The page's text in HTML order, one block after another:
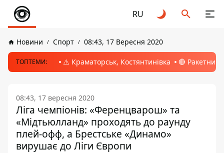
RU
Новини Спорт 08:43, 17 Вересня 2020
ТОПТЕМИ: ⚠️ Краматорськ, Костянтинівка 🔴 Ракетний
08:43, 17 вересня 2020
Ліга чемпіонів: «Ференцварош» та
«Мідтьюлланд» проходять до раунду
плей-офф, а Брестське «Динамо»
вирушає до Ліги Європи